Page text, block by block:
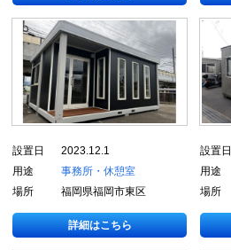
設置日
2023.12.1
用途
事務所・休憩室
場所
福岡県福岡市東区
詳細はこちら
設置日
用途
場所